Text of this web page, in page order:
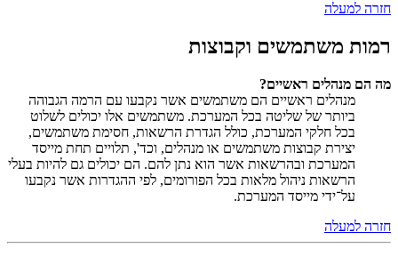
חזרה למעלה
רמות משתמשים וקבוצות
מה הם מנהלים ראשיים?
מנהלים ראשיים הם משתמשים אשר נקבעו עם הרמה הגבוהה
ביותר של שליטה בכל המערכת. משתמשים אלו יכולים לשלוט
בכל חלקי המערכת, כולל הגדרת הרשאות, חסימת משתמשים,
יצירת קבוצות משתמשים או מנהלים, וכד', תלויים תחת מייסד
המערכת ובהרשאות אשר הוא נתן להם. הם יכולים גם להיות בעלי
הרשאות ניהול מלאות בכל הפורומים, לפי ההגדרות אשר נקבעו
על־ידי מייסד המערכת.
חזרה למעלה